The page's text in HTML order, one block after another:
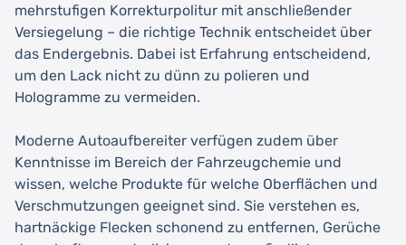
mehrstufigen Korrekturpolitur mit anschließender
Versiegelung – die richtige Technik entscheidet über
das Endergebnis. Dabei ist Erfahrung entscheidend,
um den Lack nicht zu dünn zu polieren und
Hologramme zu vermeiden.
Moderne Autoaufbereiter verfügen zudem über
Kenntnisse im Bereich der Fahrzeugchemie und
wissen, welche Produkte für welche Oberflächen und
Verschmutzungen geeignet sind. Sie verstehen es,
hartnäckige Flecken schonend zu entfernen, Gerüche